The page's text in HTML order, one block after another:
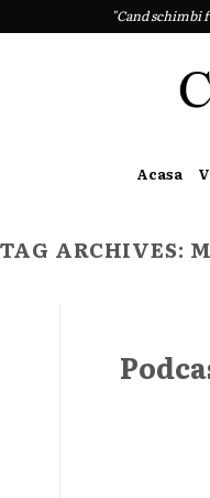
"Cand schimbi
Acasa
TAG ARCHIVES: